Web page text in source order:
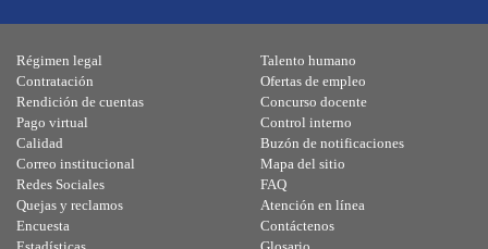
Régimen legal
Contratación
Rendición de cuentas
Pago virtual
Calidad
Talento humano
Ofertas de empleo
Concurso docente
Control interno
Buzón de notificaciones
Correo institucional
Redes Sociales
Quejas y reclamos
Encuesta
Mapa del sitio
FAQ
Atención en línea
Contáctenos